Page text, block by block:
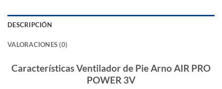
DESCRIPCIÓN
VALORACIONES (0)
Características Ventilador de Pie Arno AIR PRO
POWER 3V